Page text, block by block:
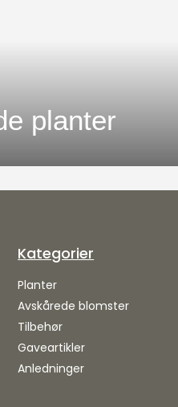
planter
Kategorier
Planter
Avskårede blomster
Tilbehør
Gaveartikler
Anledninger